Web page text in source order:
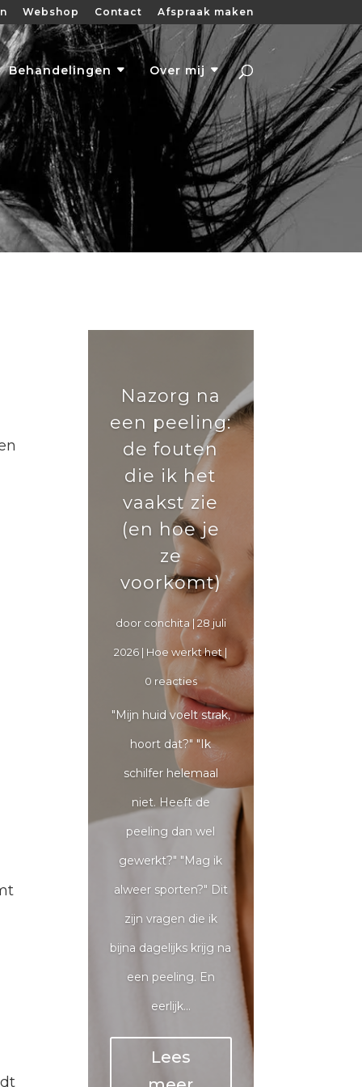
Webshop Contact Afspraak maken
Behandelingen Over mij
Nazorg na
een peeling:
de fouten
die ik het
vaakst zie
(en hoe je
ze
voorkomt)
door conchita | 28 juli
2026 | Hoe werkt het |
0 reacties
"Mijn huid voelt strak,
hoort dat?" "Ik
schilfer helemaal
niet. Heeft de
peeling dan wel
gewerkt?" "Mag ik
alweer sporten?" Dit
zijn vragen die ik
bijna dagelijks krijg na
een peeling. En
eerlijk...
Lees